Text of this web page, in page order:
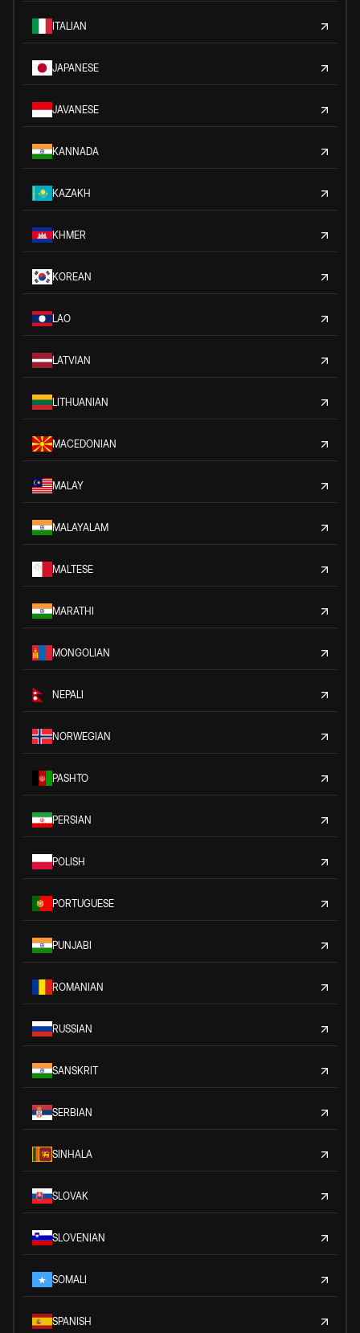
ITALIAN
JAPANESE
JAVANESE
KANNADA
KAZAKH
KHMER
KOREAN
LAO
LATVIAN
LITHUANIAN
MACEDONIAN
MALAY
MALAYALAM
MALTESE
MARATHI
MONGOLIAN
NEPALI
NORWEGIAN
PASHTO
PERSIAN
POLISH
PORTUGUESE
PUNJABI
ROMANIAN
RUSSIAN
SANSKRIT
SERBIAN
SINHALA
SLOVAK
SLOVENIAN
SOMALI
SPANISH